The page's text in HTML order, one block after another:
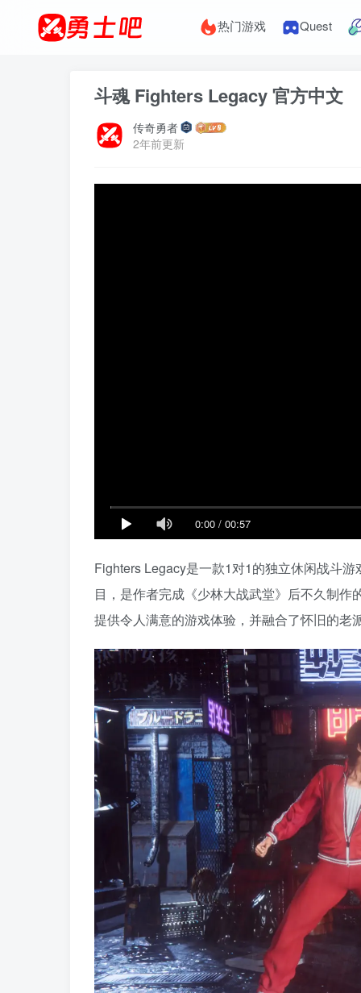
热门游戏 Quest
斗魂 Fighters Legacy 官方中文
传奇勇者
2年前更新
0:00 / 00:57
Fighters Legacy是一款1对1的独立休闲战斗
目，是作者完成《少林大战武堂》后不久制
提供令人满意的游戏体验，并融合了怀旧的老